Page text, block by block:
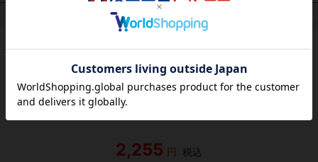
（関連商品を含む）
この作品にはまだレビューがありません。 今後読まれる
方のために感想を共有してもらえませんか？
レビューを書く
2,255 円 税込